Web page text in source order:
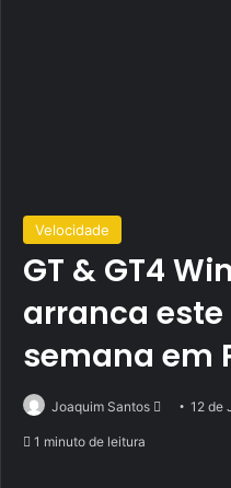
Velocidade
GT & GT4
arranca
semana em
Joaquim Santos
Send12 de
1 minuto de leitura